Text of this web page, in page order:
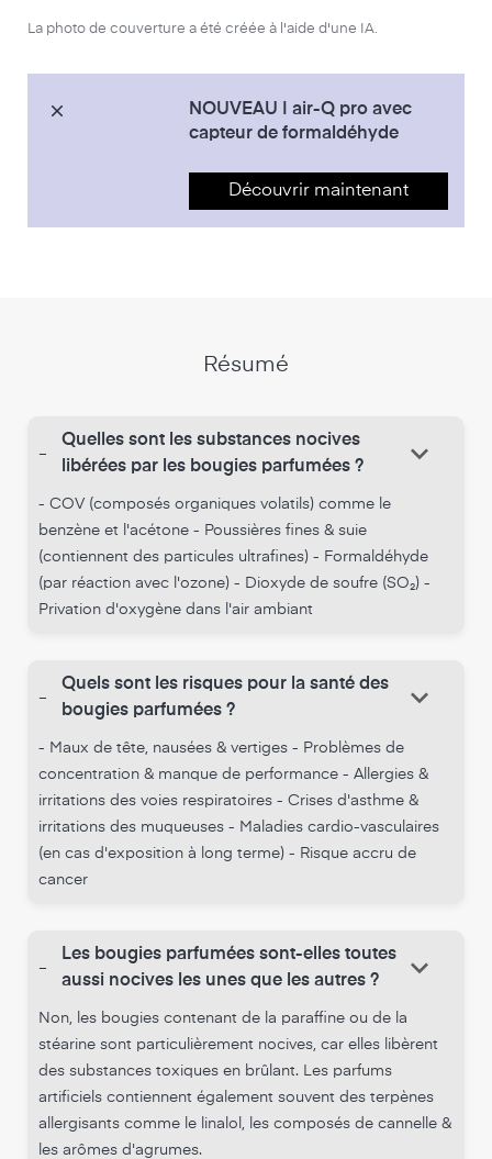
La photo de couverture a été créée à l'aide d'une IA.
NOUVEAU | air-Q pro avec
capteur de formaldéhyde
Découvrir maintenant
Résumé
-
Quelles sont les substances nocives
libérées par les bougies parfumées ?
keyboard_arrow_down
- COV (composés organiques volatils) comme le
benzène et l'acétone - Poussières fines & suie
(contiennent des particules ultrafines) - Formaldéhyde
(par réaction avec l'ozone) - Dioxyde de soufre (SO₂) -
Privation d'oxygène dans l'air ambiant
-
Quels sont les risques pour la santé des
bougies parfumées ?
keyboard_arrow_down
- Maux de tête, nausées & vertiges - Problèmes de
concentration & manque de performance - Allergies &
irritations des voies respiratoires - Crises d'asthme &
irritations des muqueuses - Maladies cardio-vasculaires
(en cas d'exposition à long terme) - Risque accru de
cancer
-
Les bougies parfumées sont-elles toutes
aussi nocives les unes que les autres ?
keyboard_arrow_down
Non, les bougies contenant de la paraffine ou de la
stéarine sont particulièrement nocives, car elles libèrent
des substances toxiques en brûlant. Les parfums
artificiels contiennent également souvent des terpènes
allergisants comme le linalol, les composés de cannelle &
les arômes d'agrumes.